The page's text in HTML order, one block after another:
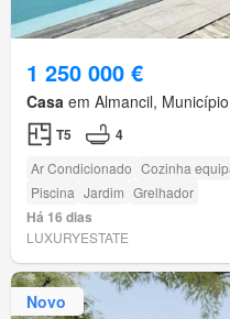
1 250 000 €
Casa em Almancil,
T5 4
Ar Condicionado Cozinha
Piscina Jardim Grelhador
Há 16 dias
LUXURYESTATE
Novo